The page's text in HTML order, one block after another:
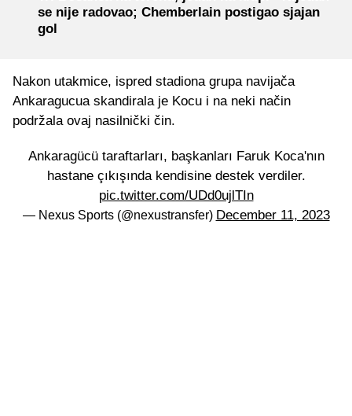
se nije radovao; Chemberlain postigao sjajan
gol
Nakon utakmice, ispred stadiona grupa navijača
Ankaragucua skandirala je Kocu i na neki način
podržala ovaj nasilnički čin.
Ankaragücü taraftarları, başkanları Faruk Koca'nın
hastane çıkışında kendisine destek verdiler.
pic.twitter.com/UDd0ujlTIn
— Nexus Sports (@nexustransfer) December 11, 2023